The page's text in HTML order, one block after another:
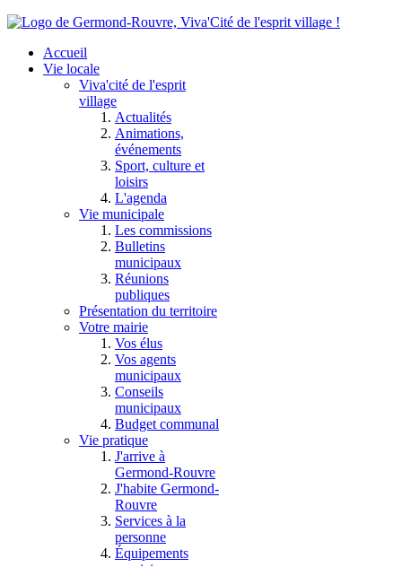
Accueil
Vie locale
Viva'cité de l'esprit
village
Actualités
Animations,
événements
Sport, culture et
loisirs
L'agenda
Vie municipale
Les commissions
Bulletins
municipaux
Réunions
publiques
Présentation du territoire
Votre mairie
Vos élus
Vos agents
municipaux
Conseils
municipaux
Budget communal
Vie pratique
J'arrive à
Germond-Rouvre
J'habite Germond-
Rouvre
Services à la
personne
Équipements